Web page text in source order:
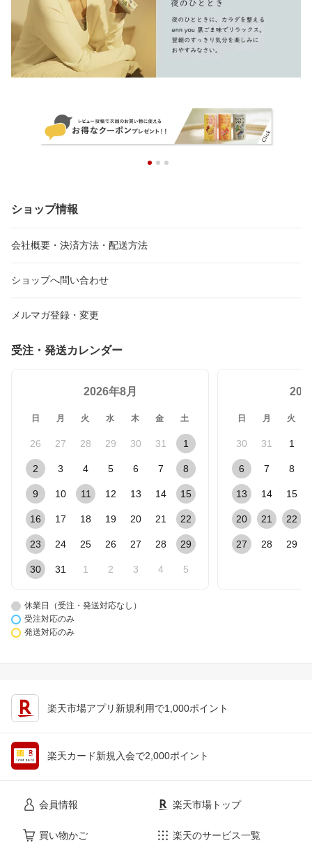
ショップ情報
会社概要・決済方法・配送方法
ショップへ問い合わせ
メルマガ登録・変更
受注・発送カレンダー
2026年8月
日 月 火 水 木 金 土
26 27 28 29 30 31 1
2 3 4 5 6 7 8
9 10 11 12 13 14 15
16 17 18 19 20 21 22
23 24 25 26 27 28 29
30 31 1 2 3 4 5
日 月 火
30 31 1
6 7 8
13 14 15
20 21 22
27 28 29
休業日（受注・発送対応なし）
受注対応のみ
発送対応のみ
楽天市場アプリ新規利用で1,000ポイント
楽天カード新規入会で2,000ポイント
会員情報
買い物かご
楽天市場トップ
楽天のサービス一覧